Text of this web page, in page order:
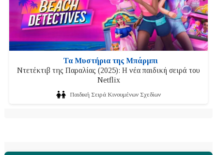
Τα Μυστήρια της Μπάρμπι
Ντετέκτιβ της Παραλίας (2025): Η νέα παιδική σειρά του
Netflix
Παιδική Σειρά Κινουμένων Σχεδίων